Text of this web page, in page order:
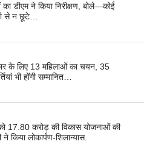
डीएम ने किया निरीक्षण, बोले—कोई
से न छूटे…
के लिए 13 महिलाओं का चयन, 35
भी होंगी सम्मानित…
17.80 करोड़ की विकास योजनाओं की
ने किया लोकार्पण-शिलान्यास.